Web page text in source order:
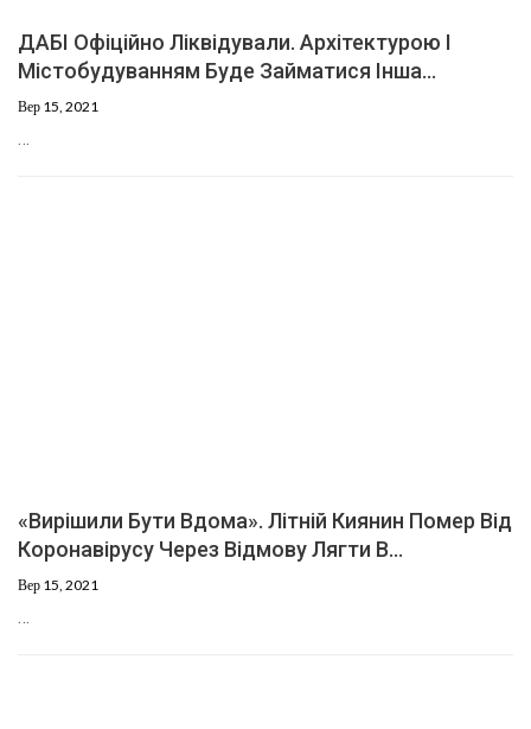
ДАБІ Офіційно Ліквідували. Архітектурою І
Містобудуванням Буде Займатися Інша…
Вер 15, 2021
…
«Вирішили Бути Вдома». Літній Киянин Помер Від
Коронавірусу Через Відмову Лягти В…
Вер 15, 2021
…